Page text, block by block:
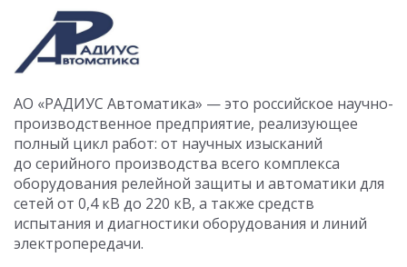
АО «РАДИУС Автоматика» — это российское научно-
производственное предприятие, реализующее
полный цикл работ: от научных изысканий
до серийного производства всего комплекса
оборудования релейной защиты и автоматики для
сетей от 0,4 кВ до 220 кВ, а также средств
испытания и диагностики оборудования и линий
электропередачи.